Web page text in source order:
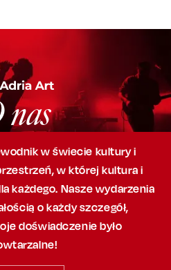
nas
w świecie kultury i
w której kultura i
każdego. Nasze wydarzenia
o każdy szczegół,
doświadczenie było